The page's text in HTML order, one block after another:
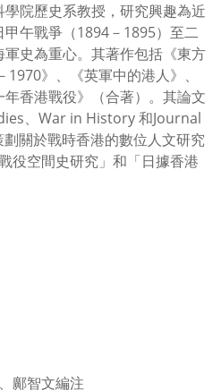
院歷史系教授，研究興趣為近
午戰爭（1894－1895）至二
史為重心。其著作包括《東方
》、《英軍中的港人》、
年香港戰役》（合著）。其論文
、War in History 和Journal
關於戰時香港的數位人文研究
役空間史研究」和「日據香港
鄺智文編注